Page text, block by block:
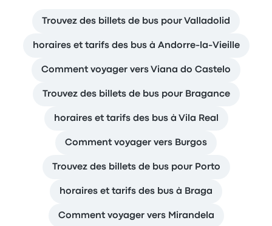
Trouvez des billets de bus pour Valladolid
horaires et tarifs des bus à Andorre-la-Vieille
Comment voyager vers Viana do Castelo
Trouvez des billets de bus pour Bragance
horaires et tarifs des bus à Vila Real
Comment voyager vers Burgos
Trouvez des billets de bus pour Porto
horaires et tarifs des bus à Braga
Comment voyager vers Mirandela